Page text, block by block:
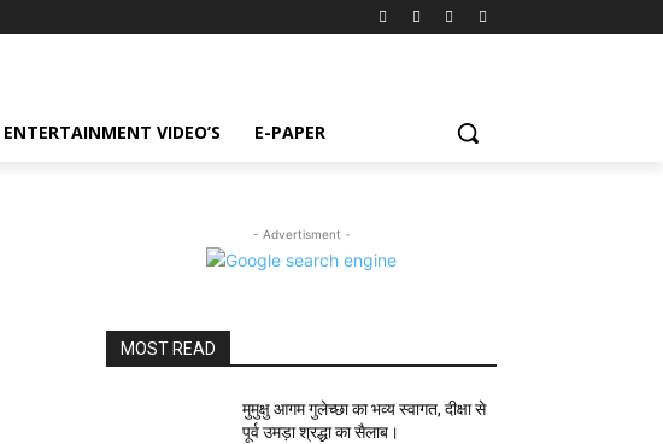
ENTERTAINMENT VIDEO’S E-PAPER
- Advertisment -
MOST READ
मुमुक्षु आगम गुलेच्छा का भव्य स्वागत, दीक्षा से
पूर्व उमड़ा श्रद्धा का सैलाब।